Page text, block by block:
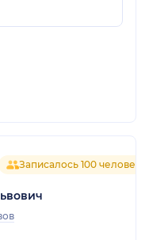
Записалось 100 человек